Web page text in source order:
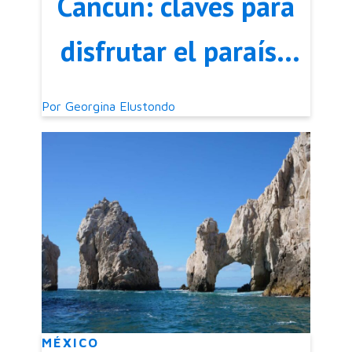
disfrutar el paraíso
Maya
Por Georgina Elustondo
MÉXICO